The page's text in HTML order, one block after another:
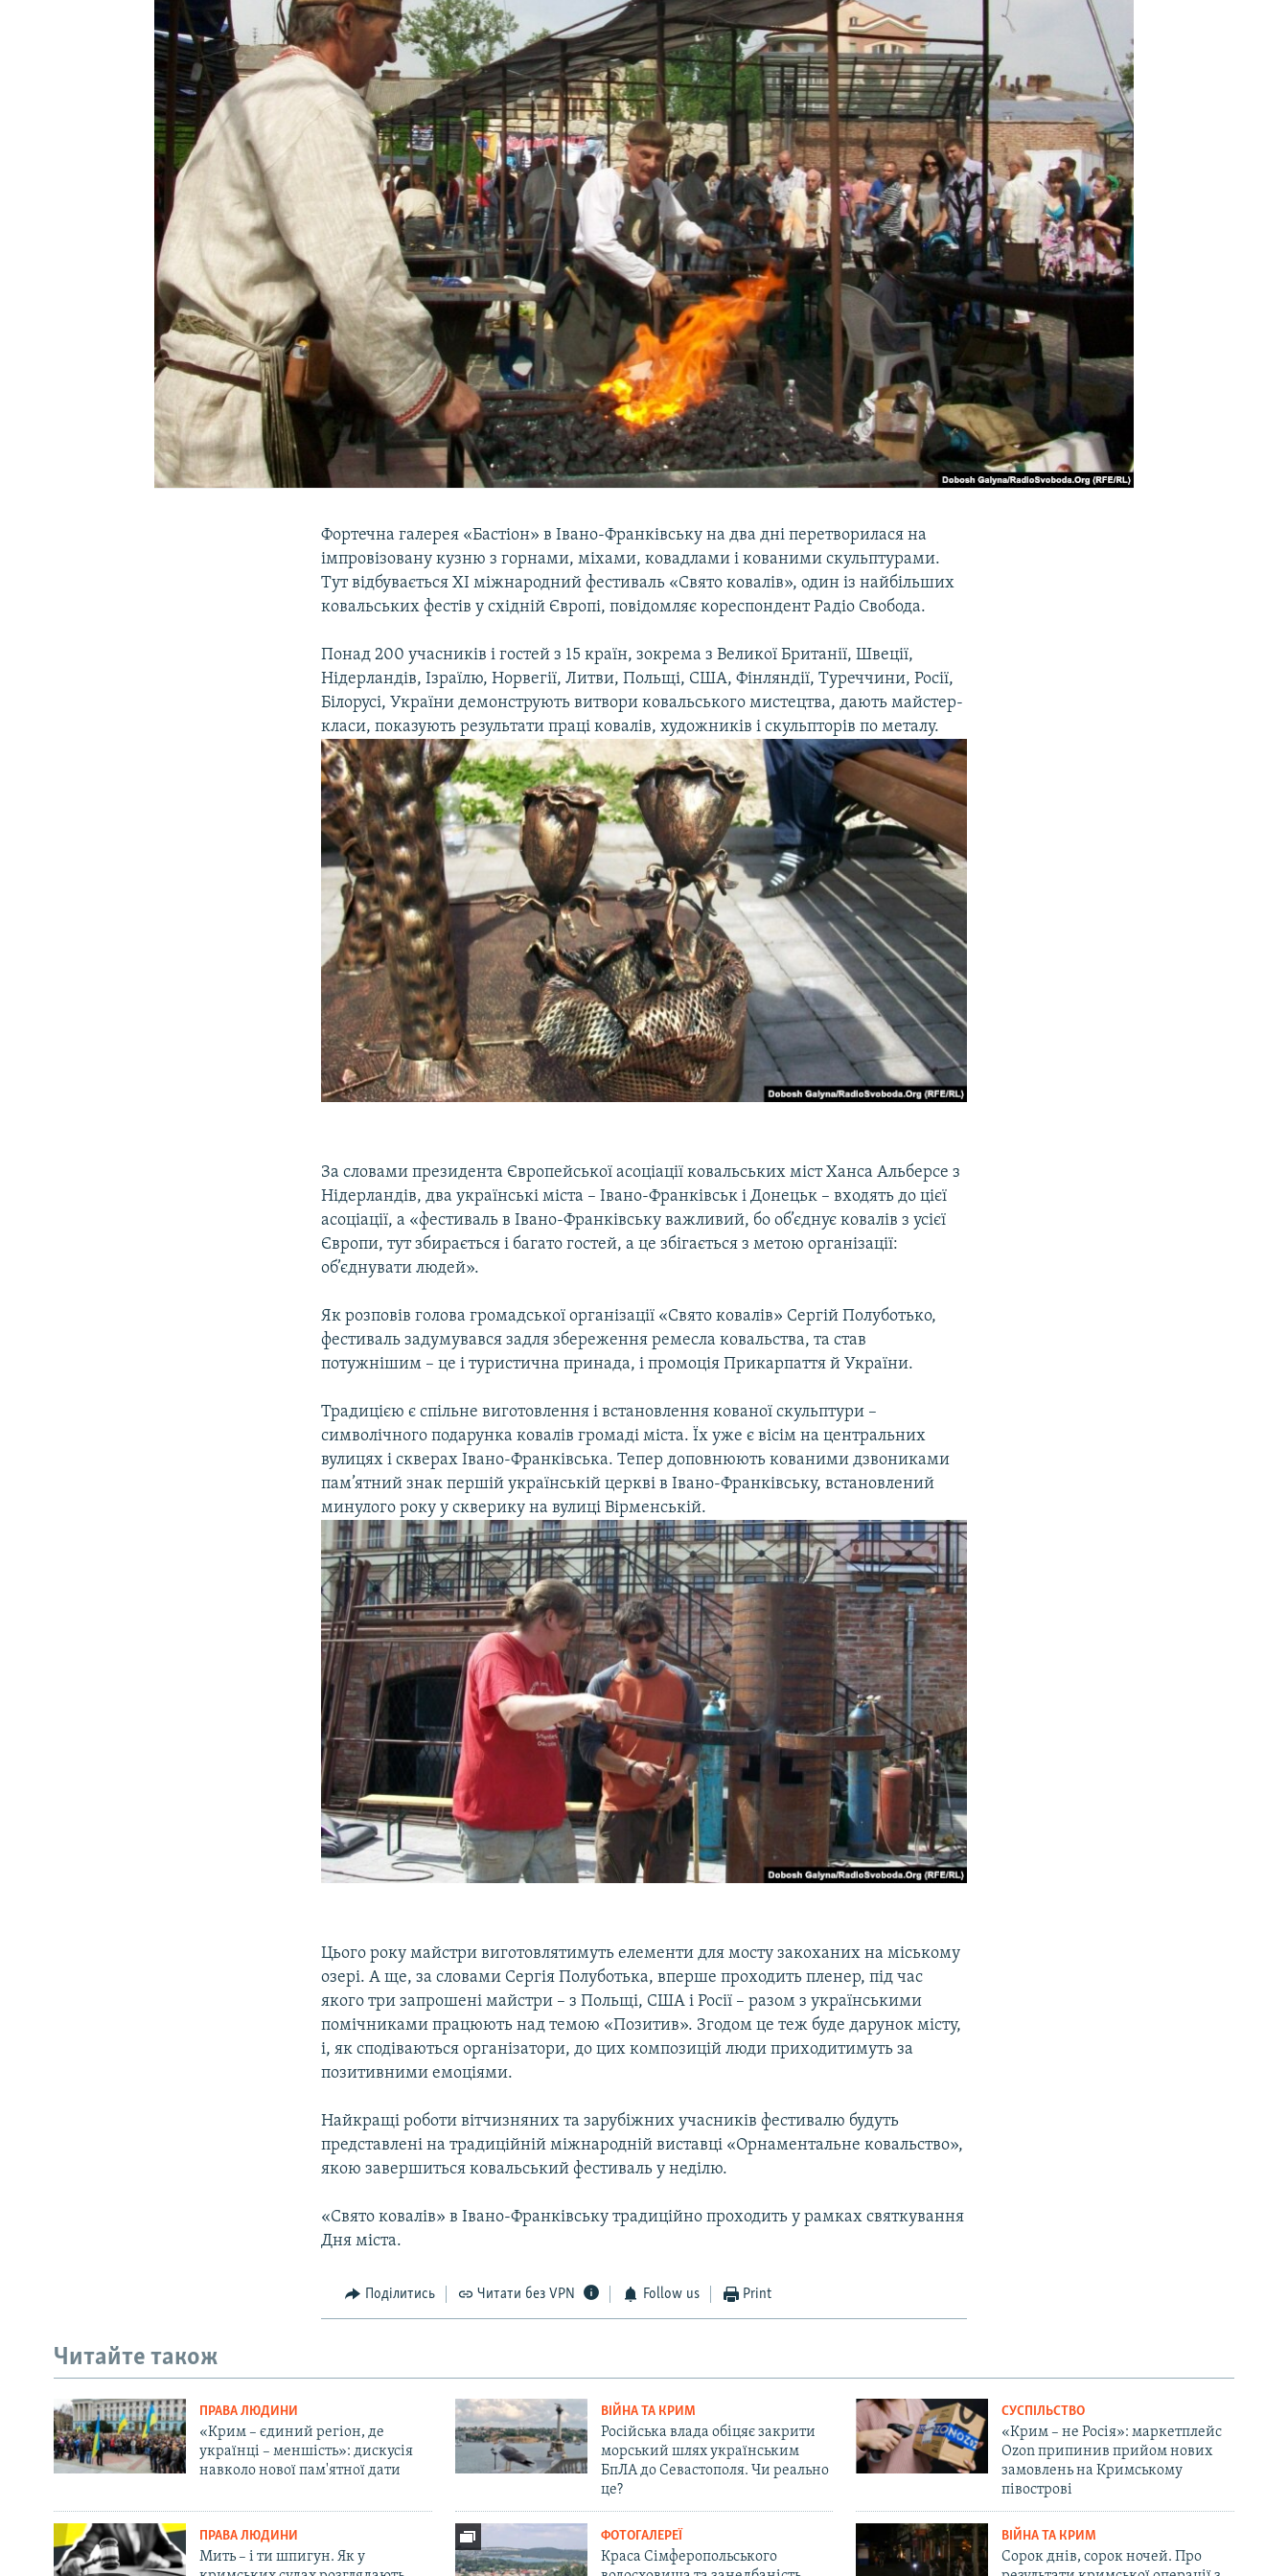
УКРАЇНСЬКА ПРОБЛЕМА КРИМУ
Фортечна галерея «Бастіон» в Івано-Франківську на два дні перетворилася на
імпровізовану кузню з горнами, міхами, ковадлами і кованими скульптурами.
Тут відбувається ХІ міжнародний фестиваль «Свято ковалів», один із найбільших
ковальських фестів у східній Європі, повідомляє кореспондент Радіо Свобода.
Понад 200 учасників і гостей з 15 країн, зокрема з Великої Британії, Швеції,
Нідерландів, Ізраїлю, Норвегії, Литви, Польщі, США, Фінляндії, Туреччини, Росії,
Білорусі, України демонструють витвори ковальського мистецтва, дають майстер-
класи, показують результати праці ковалів, художників і скульпторів по металу.
За словами президента Європейської асоціації ковальських міст Ханса Альберсе з
Нідерландів, два українські міста – Івано-Франківськ і Донецьк – входять до цієї
асоціації, а «фестиваль в Івано-Франківську важливий, бо об’єднує ковалів з усієї
Європи, тут збирається і багато гостей, а це збігається з метою організації:
об’єднувати людей».
Як розповів голова громадської організації «Свято ковалів» Сергій Полуботько,
фестиваль задумувався задля збереження ремесла ковальства, та став
потужнішим – це і туристична принада, і промоція Прикарпаття й України.
Традицією є спільне виготовлення і встановлення кованої скульптури –
символічного подарунка ковалів громаді міста. Їх уже є вісім на центральних
вулицях і скверах Івано-Франківська. Тепер доповнюють кованими дзвониками
пам’ятний знак першій українській церкві в Івано-Франківську, встановлений
минулого року у скверику на вулиці Вірменській.
Цього року майстри виготовлятимуть елементи для мосту закоханих на міському
озері. А ще, за словами Сергія Полуботька, вперше проходить пленер, під час
якого три запрошені майстри – з Польщі, США і Росії – разом з українськими
помічниками працюють над темою «Позитив». Згодом це теж буде дарунок місту,
і, як сподіваються організатори, до цих композицій люди приходитимуть за
позитивними емоціями.
Найкращі роботи вітчизняних та зарубіжних учасників фестивалю будуть
представлені на традиційній міжнародній виставці «Орнаментальне ковальство»,
якою завершиться ковальський фестиваль у неділю.
«Свято ковалів» в Івано-Франківську традиційно проходить у рамках святкування
Дня міста.
Поділитись Читати без VPN Follow us Print
Читайте також
ПРАВА ЛЮДИНИ
«Крим – єдиний регіон, де
українці – меншість»: дискусія
навколо нової пам'ятної дати
ВІЙНА ТА КРИМ
Російська влада обіцяє закрити
морський шлях українським
БпЛА до Севастополя. Чи реально
це?
СУСПІЛЬСТВО
«Крим – не Росія»: маркетплейс
Ozon припинив прийом нових
замовлень на Кримському
півострові
ПРАВА ЛЮДИНИ
Мить – і ти шпигун. Як у
ФОТОГАЛЕРЕЇ
Краса Сімферопольського
ВІЙНА ТА КРИМ
Сорок днів, сорок ночей. Про